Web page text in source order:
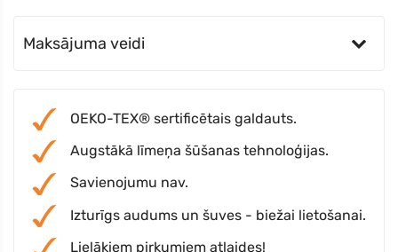
Maksājuma veidi
OEKO-TEX® sertificētais galdauts.
Augstākā līmeņa šūšanas tehnoloģijas.
Savienojumu nav.
Izturīgs audums un šuves - biežai lietošanai.
Lielākiem pirkumiem atlaides!